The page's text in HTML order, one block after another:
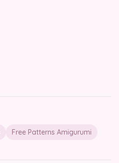
Free Patterns Amigurumi